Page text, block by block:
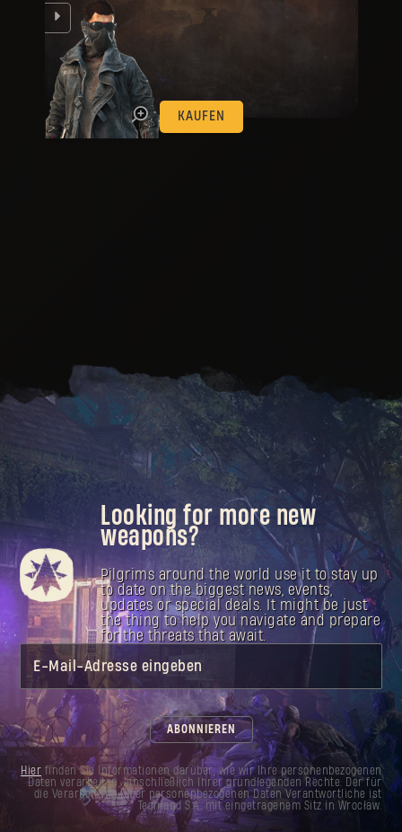
KAUFEN
Looking for more new
weapons?
Pilgrims around the world use it to stay up
to date on the biggest news, events,
updates or special deals. It might be just
the thing to help you navigate and prepare
for the threats that await.
E-Mail-Adresse eingeben
ABONNIEREN
Hier finden Sie Informationen darüber, wie wir Ihre personenbezogenen
Daten verarbeiten, einschließlich Ihrer grundlegenden Rechte. Der für
die Verarbeitung Ihrer personenbezogenen Daten Verantwortliche ist
Techland S.A. mit eingetragenem Sitz in Wrocław.